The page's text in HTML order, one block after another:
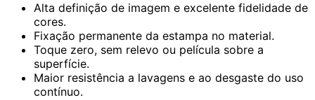
Alta definição de imagem e excelente fidelidade de
cores.
Fixação permanente da estampa no material.
Toque zero, sem relevo ou película sobre a
superfície.
Maior resistência a lavagens e ao desgaste do uso
contínuo.